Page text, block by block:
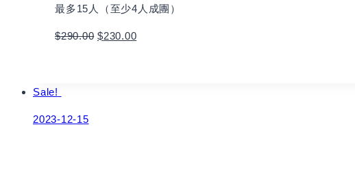
最多15人（至少4人成團）
$290.00 $230.00
Sale!
2023-12-15